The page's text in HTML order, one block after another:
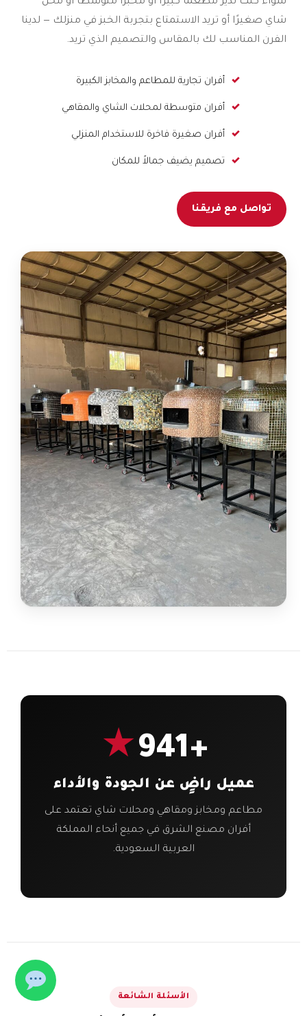
سواء كنت تدير مطعمًا كبيرًا أو مخبزًا متوسطًا أو محل
شاي صغيرًا أو تريد الاستمتاع بتجربة الخبز في منزلك — لدينا
الفرن المناسب لك بالمقاس والتصميم الذي تريد.
أفران تجارية للمطاعم والمخابز الكبيرة
أفران متوسطة لمحلات الشاي والمقاهي
أفران صغيرة فاخرة للاستخدام المنزلي
تصميم يضيف جمالاً للمكان
تواصل مع فريقنا
+941
★
عميل راضٍ عن الجودة والأداء
مطاعم ومخابز ومقاهي ومحلات شاي تعتمد على
أفران مصنع الشرق في جميع أنحاء المملكة
العربية السعودية.
الأسئلة الشائعة